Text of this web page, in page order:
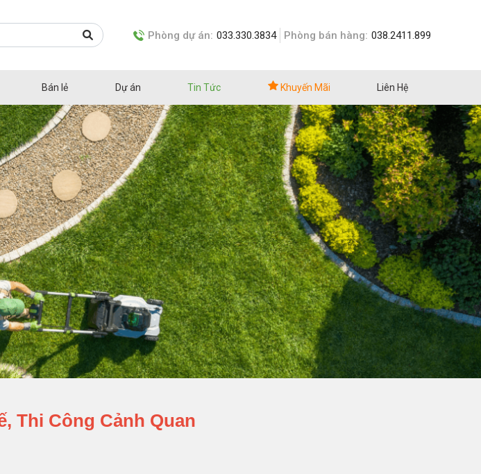
Phòng dự án: 033.330.3834 Phòng bán hàng: 038.2411.899
Bán lẻ Dự án Tin Tức Khuyến Mãi Liên Hệ
Thi Công Cảnh Quan